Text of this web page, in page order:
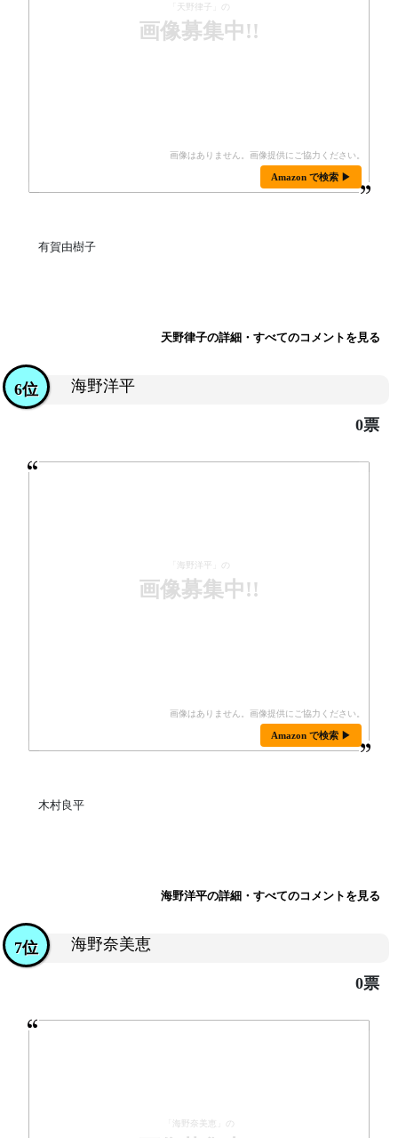
「天野律子」の
画像募集中!!
Amazon で検索 ▶
有賀由樹子
天野律子の詳細・すべてのコメントを見る
海野洋平
6位
0票
「海野洋平」の
画像募集中!!
Amazon で検索 ▶
木村良平
海野洋平の詳細・すべてのコメントを見る
海野奈美恵
7位
0票
「海野奈美恵」の